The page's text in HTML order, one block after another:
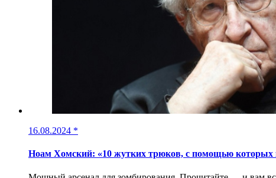
16.08.2024 *
Ноам Хомский: «10 жутких трюков, с помощью которых